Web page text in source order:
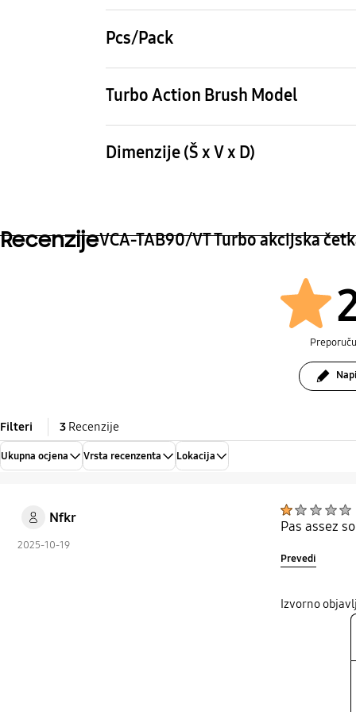
Pcs/Pack
Turbo Action Brush Model
Dimenzije (Š x V x D)
RecenzijeVCA-TAB90/VT Turbo akcijska
Filteri
3Recenzije
Ukupna ocjena Vrsta recenzenta Lokacija
Nfkr
2025-10-19
Pas assez
Prevedi
Izvorno